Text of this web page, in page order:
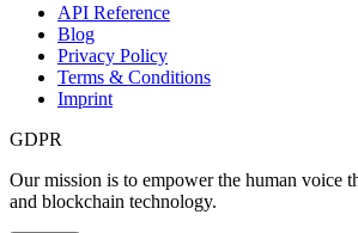
API Reference
Blog
Privacy Policy
Terms & Conditions
Imprint
GDPR
Our mission is to empower the human voice
and blockchain technology.